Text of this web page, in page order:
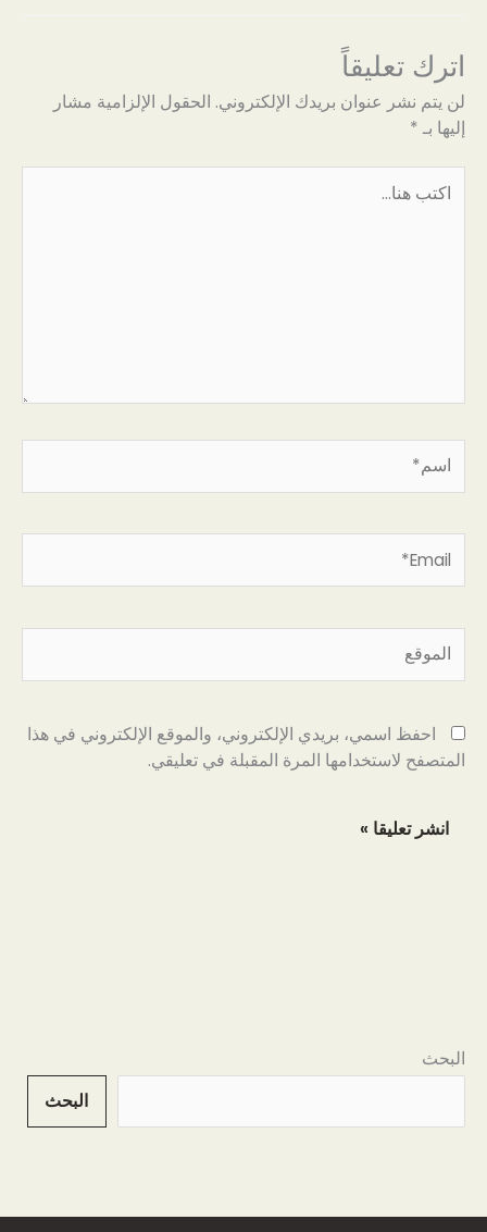
البحث
البحث
اترك تعليقاً
لن يتم نشر عنوان بريدك الإلكتروني. الحقول الإلزامية مشار
إليها بـ *
هنا...
احفظ اسمي، بريدي الإلكتروني، والموقع الإلكتروني في هذا
المتصفح لاستخدامها المرة المقبلة في تعليقي.